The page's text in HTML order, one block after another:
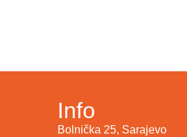
Info
Bolnička 25, Sarajevo